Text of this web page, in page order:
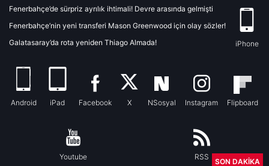
Fenerbahçe’de sürpriz ayrılık ihtimali! Devre arasında gelmişti
Fenerbahçe’nin yeni transferi Mason Greenwood için olay sözler!
Galatasaray’da rota yeniden Thiago Almada!
iPhone
Android iPad Facebook X NSosyal Instagram Flipboard
Youtube RSS
SON DAKİKA